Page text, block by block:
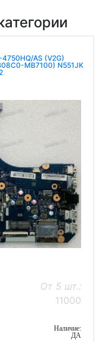
4750HQ/AS (V2G)
MB7100) N551JK
От 5 шт.:
11000
Наличие:
ДА